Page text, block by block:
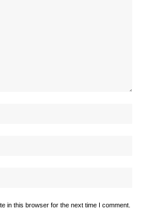
in this browser for the next time I comment.